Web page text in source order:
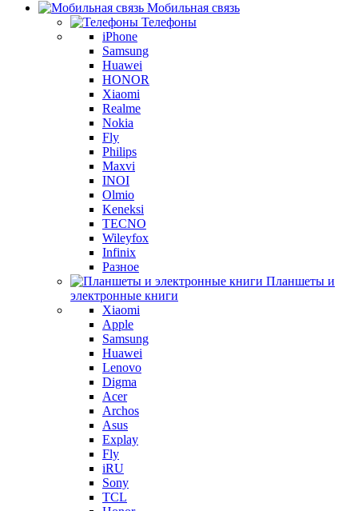
Мобильная связь
Телефоны
iPhone
Samsung
Huawei
HONOR
Xiaomi
Realme
Nokia
Fly
Philips
Maxvi
INOI
Olmio
Keneksi
TECNO
Wileyfox
Infinix
Разное
Планшеты и
электронные книги
Xiaomi
Apple
Samsung
Huawei
Lenovo
Digma
Acer
Archos
Asus
Explay
Fly
iRU
Sony
TCL